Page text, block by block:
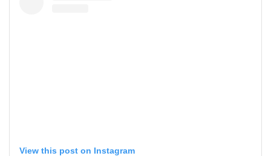
View this post on Instagram